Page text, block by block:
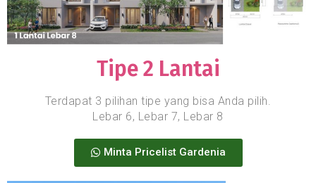
Tipe 2 Lantai
Terdapat 3 pilihan tipe yang bisa Anda pilih.
Lebar 6, Lebar 7, Lebar 8
Minta Pricelist Gardenia